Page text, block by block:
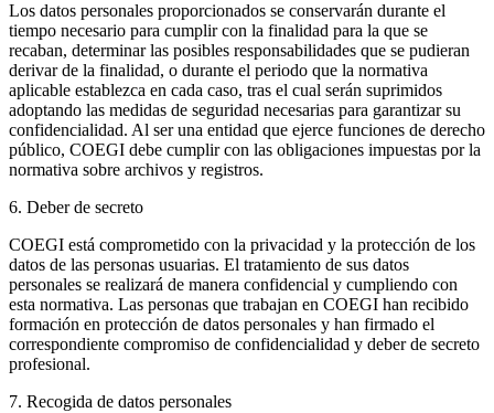
Los datos personales proporcionados se conservarán durante el
tiempo necesario para cumplir con la finalidad para la que se
recaban, determinar las posibles responsabilidades que se pudieran
derivar de la finalidad, o durante el periodo que la normativa
aplicable establezca en cada caso, tras el cual serán suprimidos
adoptando las medidas de seguridad necesarias para garantizar su
confidencialidad. Al ser una entidad que ejerce funciones de derecho
público, COEGI debe cumplir con las obligaciones impuestas por la
normativa sobre archivos y registros.
6. Deber de secreto
COEGI está comprometido con la privacidad y la protección de los
datos de las personas usuarias. El tratamiento de sus datos
personales se realizará de manera confidencial y cumpliendo con
esta normativa. Las personas que trabajan en COEGI han recibido
formación en protección de datos personales y han firmado el
correspondiente compromiso de confidencialidad y deber de secreto
profesional.
7. Recogida de datos personales